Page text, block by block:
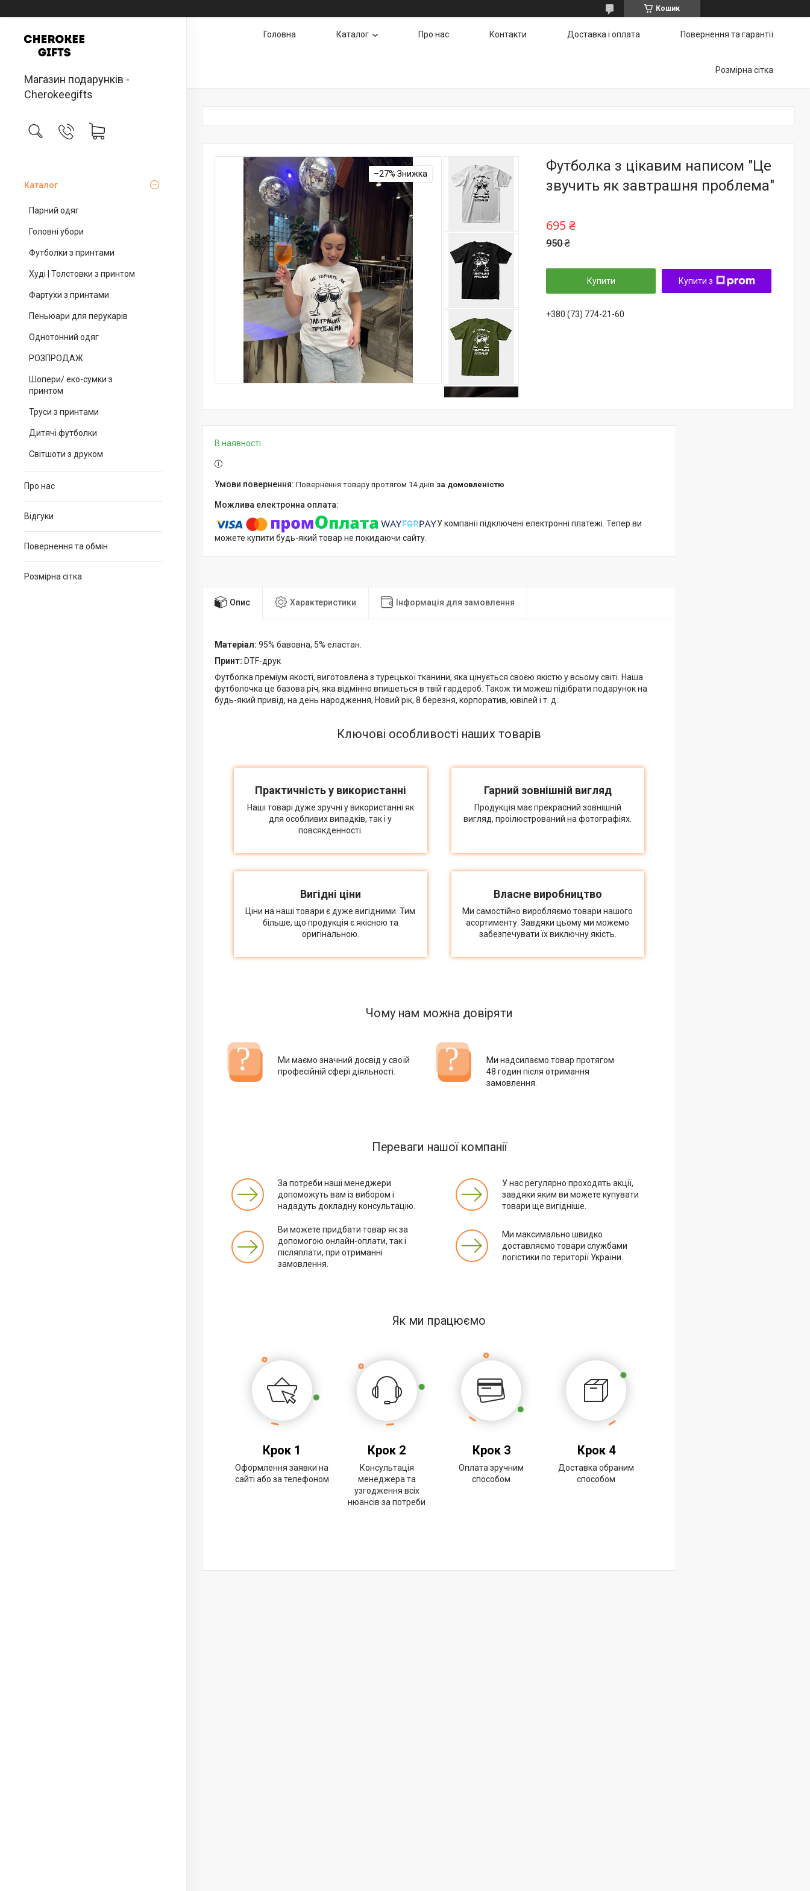
Кошик
Магазин подарунків -
Cherokeegifts
Каталог
Парний одяг
Головні убори
Футболки з принтами
Худі | Толстовки з принтом
Фартухи з принтами
Пеньюари для перукарів
Однотонний одяг
РОЗПРОДАЖ
Шопери/ еко-сумки з
принтом
Труси з принтами
Дитячі футболки
Світшоти з друком
Про нас
Відгуки
Повернення та обмін
Розмірна сітка
Головна Каталог Про нас Контакти Доставка і оплата Повернення та гарантії
Розмірна сітка
–27%
Футболка з цікавим написом "Це
звучить як завтрашня проблема"
950 ₴
695 ₴
Купити Купити з
+380 (73) 774-21-60
В наявності
повернення товару протягом 14 днів за домовленістю
У компанії підключені електронні платежі. Тепер ви
можете купити будь-який товар не покидаючи сайту.
Опис Характеристики Інформація для замовлення
Матеріал: 95% бавовна, 5% еластан.
Принт: DTF-друк
Футболка преміум якості, виготовлена з турецької тканини, яка цінується своєю якістю у всьому світі. Наша
футболочка це базова річ, яка відмінно впишеться в твій гардероб. Також ти можеш підібрати подарунок на
будь-який привід, на день народження, Новий рік, 8 березня, корпоратив, ювілей і т. д.
Ключові особливості наших товарів
Практичність у використанні
Наші товарі дуже зручні у використанні як
для особливих випадків, так і у
повсякденності.
Гарний зовнішній вигляд
Продукція має прекрасний зовнішній
вигляд, проілюстрований на фотографіях.
Вигідні ціни
Ціни на наші товари є дуже вигідними. Тим
більше, що продукція є якісною та
оригінальною.
Власне виробництво
Ми самостійно виробляємо товари нашого
асортименту. Завдяки цьому ми можемо
забезпечувати їх виключну якість.
Чому нам можна довіряти
Ми маємо значний досвід у своїй
професійній сфері діяльності.
Ми надсилаємо товар протягом
48 годин після отримання
замовлення.
Переваги нашої компанії
За потреби наші менеджери
допоможуть вам із вибором і
нададуть докладну консультацію.
Ви можете придбати товар як за
допомогою онлайн-оплати, так і
післяплати, при отриманні
замовлення.
У нас регулярно проходять акції,
завдяки яким ви можете купувати
товари ще вигідніше.
Ми максимально швидко
доставляємо товари службами
логістики по території України.
Як ми працюємо
Крок 1
Оформлення заявки на
сайті або за телефоном
Крок 2
Консультація
менеджера та
узгодження всіх
нюансів за потреби
Крок 3
Оплата зручним
способом
Крок 4
Доставка обраним
способом